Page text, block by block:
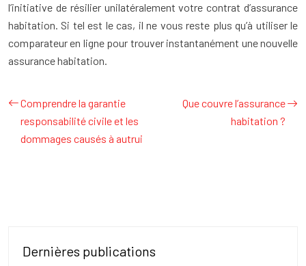
l’initiative de résilier unilatéralement votre contrat d’assurance
habitation. Si tel est le cas, il ne vous reste plus qu’à utiliser le
comparateur en ligne pour trouver instantanément une nouvelle
assurance habitation.
Comprendre la garantie
responsabilité civile et les
dommages causés à autrui
Que couvre l’assurance
habitation ?
Dernières publications